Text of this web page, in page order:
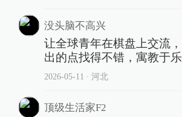
没头脑不高兴
让全球青年在棋盘上交流
出的点找得不错，寓教于乐
2026-05-11 ∙ 河北
顶级生活家F2